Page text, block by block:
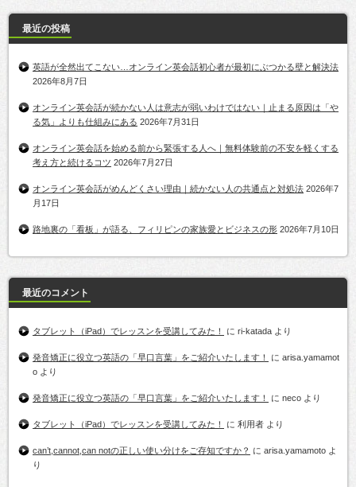
最近の投稿
英語が全然出てこない…オンライン英会話初心者が最初にぶつかる壁と解決法
2026年8月7日
オンライン英会話が続かない人は意志が弱いわけではない｜止まる原因は「や
る気」よりも仕組みにある 2026年7月31日
オンライン英会話を始める前から緊張する人へ｜無料体験前の不安を軽くする
考え方と続けるコツ 2026年7月27日
オンライン英会話がめんどくさい理由｜続かない人の共通点と対処法 2026年7
月17日
路地裏の「看板」が語る、フィリピンの家族愛とビジネスの形 2026年7月10日
最近のコメント
タブレット（iPad）でレッスンを受講してみた！ に ri-katada より
発音矯正に役立つ英語の「早口言葉」をご紹介いたします！ に arisa.yamamot
o より
発音矯正に役立つ英語の「早口言葉」をご紹介いたします！ に neco より
タブレット（iPad）でレッスンを受講してみた！ に 利用者 より
can’t,cannot,can notの正しい使い分けをご存知ですか？ に arisa.yamamoto よ
り